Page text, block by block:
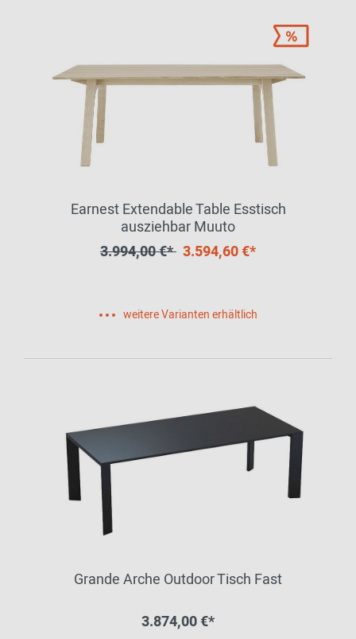
Earnest Extendable Table Esstisch
ausziehbar Muuto
3.994,00 €* 3.594,60 €*
weitere Varianten erhältlich
Grande Arche Outdoor Tisch Fast
3.874,00 €*